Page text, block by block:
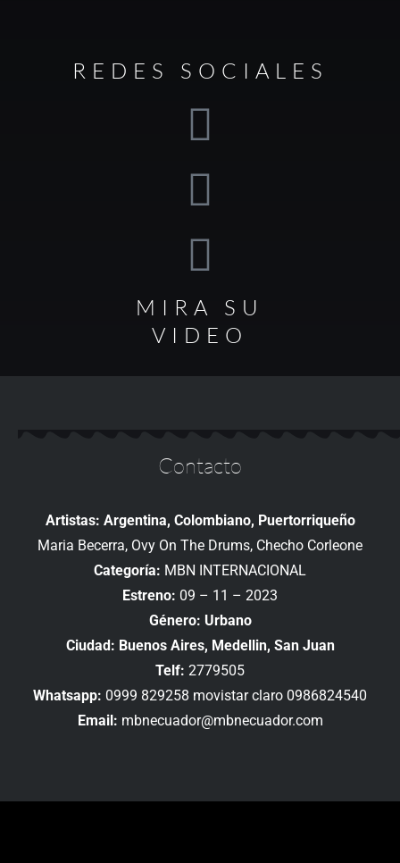
REDES SOCIALES
MIRA SU
VIDEO
Contacto
Artistas: Argentina, Colombiano, Puertorriqueño
Maria Becerra, Ovy On The Drums, Checho Corleone
Categoría: MBN INTERNACIONAL
Estreno: 09 – 11 – 2023
Género: Urbano
Ciudad: Buenos Aires, Medellin, San Juan
Telf: 2779505
Whatsapp: 0999 829258 movistar claro 0986824540
Email: mbnecuador@mbnecuador.com